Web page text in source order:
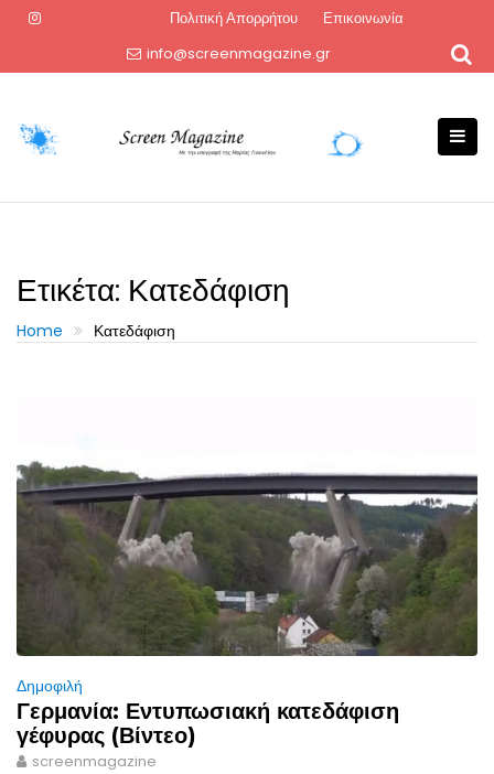
Πολιτική Απορρήτου
Επικοινωνία
info@screenmagazine.gr
Ετικέτα: Κατεδάφιση
Home Κατεδάφιση
Δημοφιλή
Γερμανία: Εντυπωσιακή κατεδάφιση
γέφυρας (Βίντεο)
screenmagazine